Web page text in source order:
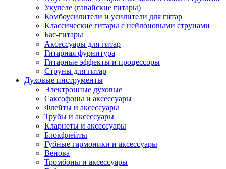
Укулеле (гавайские гитары)
Комбоусилители и усилители для гитар
Классические гитары с нейлоновыми струнами
Бас-гитары
Аксессуары для гитар
Гитарная фурнитура
Гитарные эффекты и процессоры
Струны для гитар
Духовые инструменты
Электронные духовые
Саксофоны и аксессуары
Флейты и аксессуары
Трубы и аксессуары
Кларнеты и аксессуары
Блокфлейты
Губные гармоники и аксессуары
Венова
Тромбоны и аксессуары